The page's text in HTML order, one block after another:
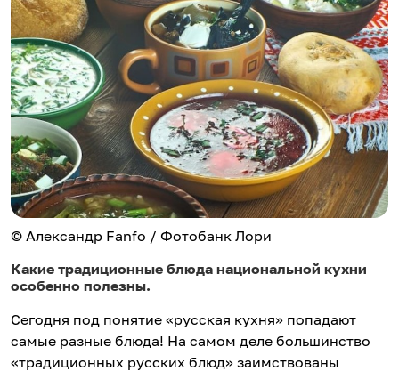
© Александр Fanfo / Фотобанк Лори
Какие традиционные блюда национальной кухни
особенно полезны.
Сегодня под понятие «русская кухня» попадают
самые разные блюда! На самом деле большинство
«традиционных русских блюд» заимствованы